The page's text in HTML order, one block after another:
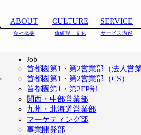
ABOUT
会社概要
CULTURE
価値観・文化
SERVICE
サービス内容
Job
首都圏第1・第2営業部（法人営
首都圏第1・第2営業部（CS）
首都圏第1・第2EP部
関西・中部営業部
九州・北海道営業部
マーケティング部
事業開発部